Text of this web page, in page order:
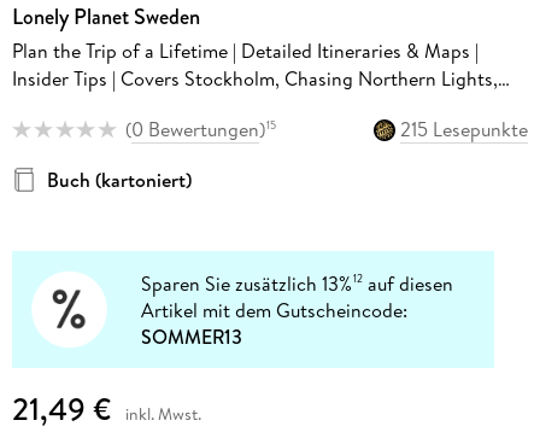
Lonely Planet Sweden
Plan the Trip of a Lifetime | Detailed Itineraries & Maps |
Insider Tips | Covers Stockholm, Chasing Northern Lights,
(0 Bewertungen)15
215 Lesepunkte
Buch (kartoniert)
Sparen Sie zusätzlich 13%12 auf diesen
Artikel mit dem Gutscheincode:
SOMMER13
21,49 € inkl. Mwst.